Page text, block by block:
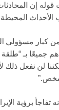
قوله إن
المحيطة
كبار مسؤولي
جميعًا بـ
لن نفعل ذلك
شخص.”
برؤية